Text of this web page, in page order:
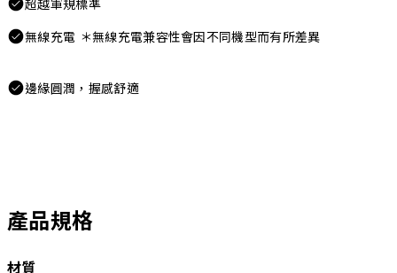
超越軍規標準
無線充電 ＊無線充電兼容性會因不同機型而有所差異
邊緣圓潤，握感舒適
產品規格
材質